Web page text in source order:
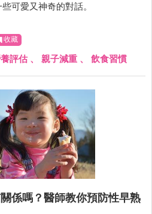
可愛又神奇的對話。
收藏
評估 、 親子減重 、 飲食習慣
係嗎？醫師教你預防性早熟